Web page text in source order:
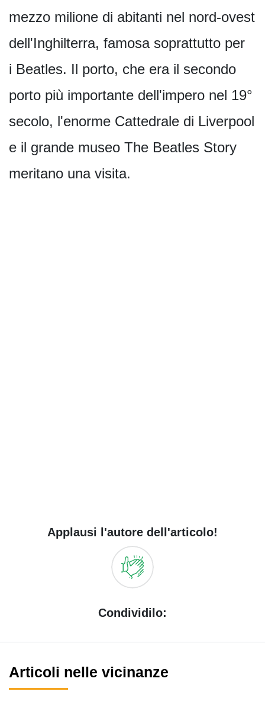
mezzo milione di abitanti nel nord-ovest
dell'Inghilterra, famosa soprattutto per
i Beatles. Il porto, che era il secondo
porto più importante dell'impero nel 19°
secolo, l'enorme Cattedrale di Liverpool
e il grande museo The Beatles Story
meritano una visita.
Applausi l'autore dell'articolo!
Condividilo:
Articoli nelle vicinanze